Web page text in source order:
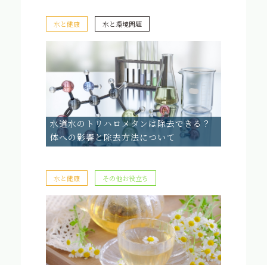
水と健康 水と環境問題
水道水のトリハロメタンは除去できる？
体への影響と除去方法について
水と健康 その他お役立ち